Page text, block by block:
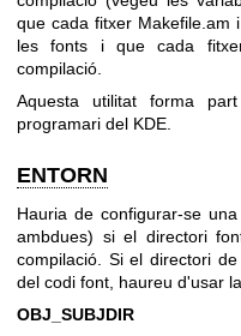
que cada fitxer Makefile.am
les fonts i que cada
compilació.
Aquesta utilitat forma
programari del KDE.
ENTORN
Hauria de configurar-se
ambdues) si el directori
compilació. Si el directori
del codi font, haureu d'usar
OBJ_SUBJDIR